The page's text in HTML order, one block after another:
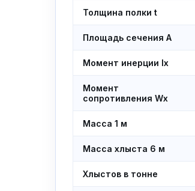
Толщина полки t
Площадь сечения A
Момент инерции Ix
Момент
сопротивления Wx
Масса 1 м
Масса хлыста 6 м
Хлыстов в тонне